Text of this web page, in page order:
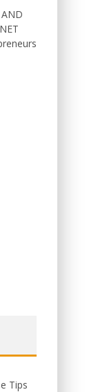
Tips